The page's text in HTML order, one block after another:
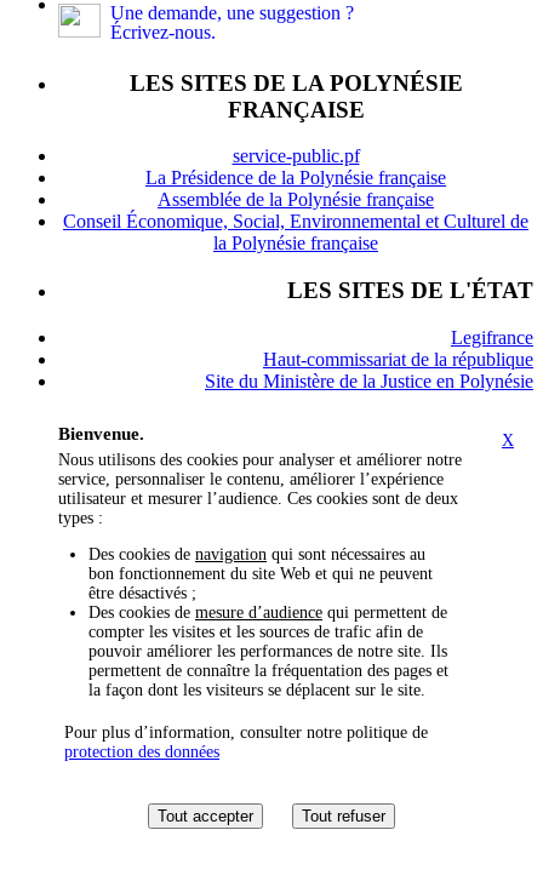
Une demande, une suggestion ?
Écrivez-nous.
LES SITES DE LA POLYNÉSIE
FRANÇAISE
service-public.pf
La Présidence de la Polynésie française
Assemblée de la Polynésie française
Conseil Économique, Social, Environnemental et Culturel de
la Polynésie française
LES SITES DE L'ÉTAT
Legifrance
Haut-commissariat de la république
Site du Ministère de la Justice en Polynésie
X
Bienvenue.
Nous utilisons des cookies pour analyser et améliorer notre
service, personnaliser le contenu, améliorer l’expérience
utilisateur et mesurer l’audience. Ces cookies sont de deux
types :
Des cookies de navigation qui sont nécessaires au
bon fonctionnement du site Web et qui ne peuvent
être désactivés ;
Des cookies de mesure d’audience qui permettent de
compter les visites et les sources de trafic afin de
pouvoir améliorer les performances de notre site. Ils
permettent de connaître la fréquentation des pages et
la façon dont les visiteurs se déplacent sur le site.
Pour plus d’information, consulter notre politique de
protection des données
Tout accepter Tout refuser